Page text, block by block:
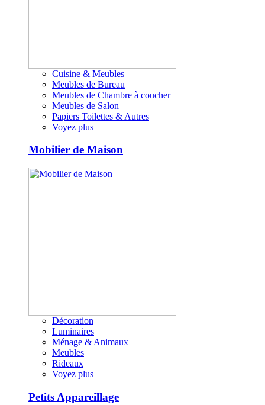
Cuisine & Meubles
Meubles de Bureau
Meubles de Chambre à coucher
Meubles de Salon
Papiers Toilettes & Autres
Voyez plus
Mobilier de Maison
Décoration
Luminaires
Ménage & Animaux
Meubles
Rideaux
Voyez plus
Petits Appareillage